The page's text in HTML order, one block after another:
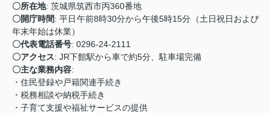
〇所在地: 茨城県筑西市丙360番地
〇開庁時間: 平日午前8時30分から午後5時15分（土日祝日および
年末年始は休業）
〇代表電話番号: 0296-24-2111
〇アクセス: JR下館駅から車で約5分、駐車場完備
〇主な業務内容:
・住民登録や戸籍関連手続き
・税務相談や納税手続き
・子育て支援や福祉サービスの提供